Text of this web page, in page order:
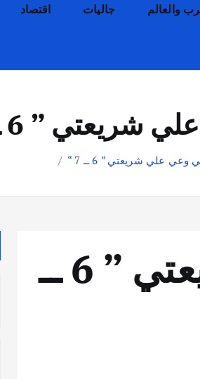
والعالم جاليات اقتصاد
” 6 ــ 7 “
وعي علي شريعتي ” 6 ــ 7 “
قراءة في وعي علي شريعتي ” 6 ــ